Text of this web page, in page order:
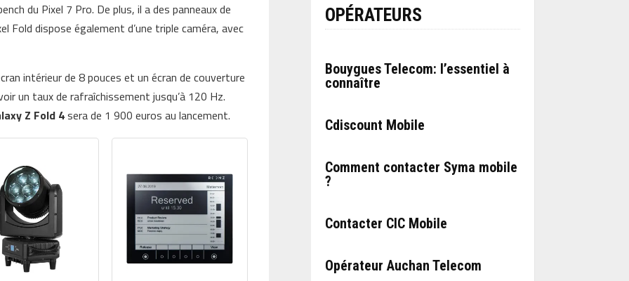
du Pixel 7 Pro. De plus, il a des panneaux de
Fold dispose également d’une triple caméra, avec
intérieur de 8 pouces et un écran de couverture
un taux de rafraîchissement jusqu’à 120 Hz.
Z Fold 4sera de 1 900 euros au lancement.
OPÉRATEURS
Bouygues Telecom: l’essentiel à
connaître
Cdiscount Mobile
Comment contacter Syma mobile
?
Contacter CIC Mobile
Opérateur Auchan Telecom